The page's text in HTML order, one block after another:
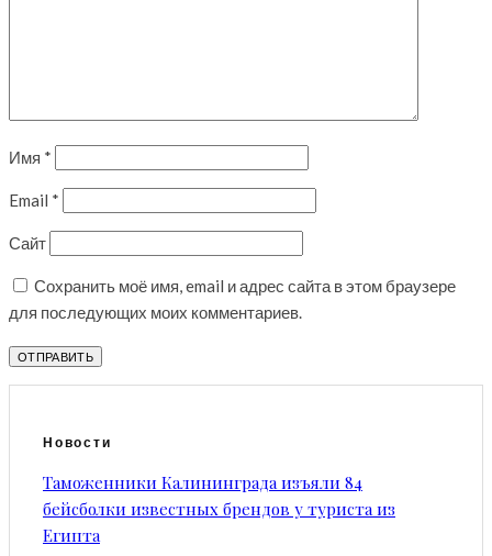
Имя *
Email *
Сайт
Сохранить моё имя, email и адрес сайта в этом браузере
для последующих моих комментариев.
Новости
Таможенники Калининграда изъяли 84
бейсболки известных брендов у туриста из
Египта